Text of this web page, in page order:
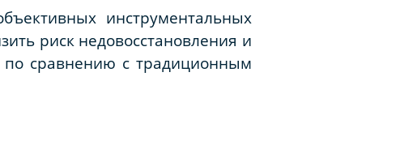
инструментальных
риск недовосстановления и
по сравнению с традиционным